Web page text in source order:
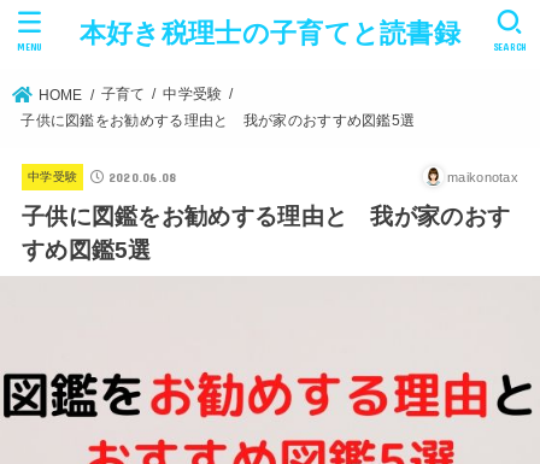
本好き税理士の子育てと読書録 SEARCH
MENU
HOME 子育て
中学受験
子供に図鑑をお勧めする理由と 我が家のおすすめ図鑑5選
中学受験 2020.06.08 maikonotax
子供に図鑑をお勧めする理由と 我が家のおす
すめ図鑑5選